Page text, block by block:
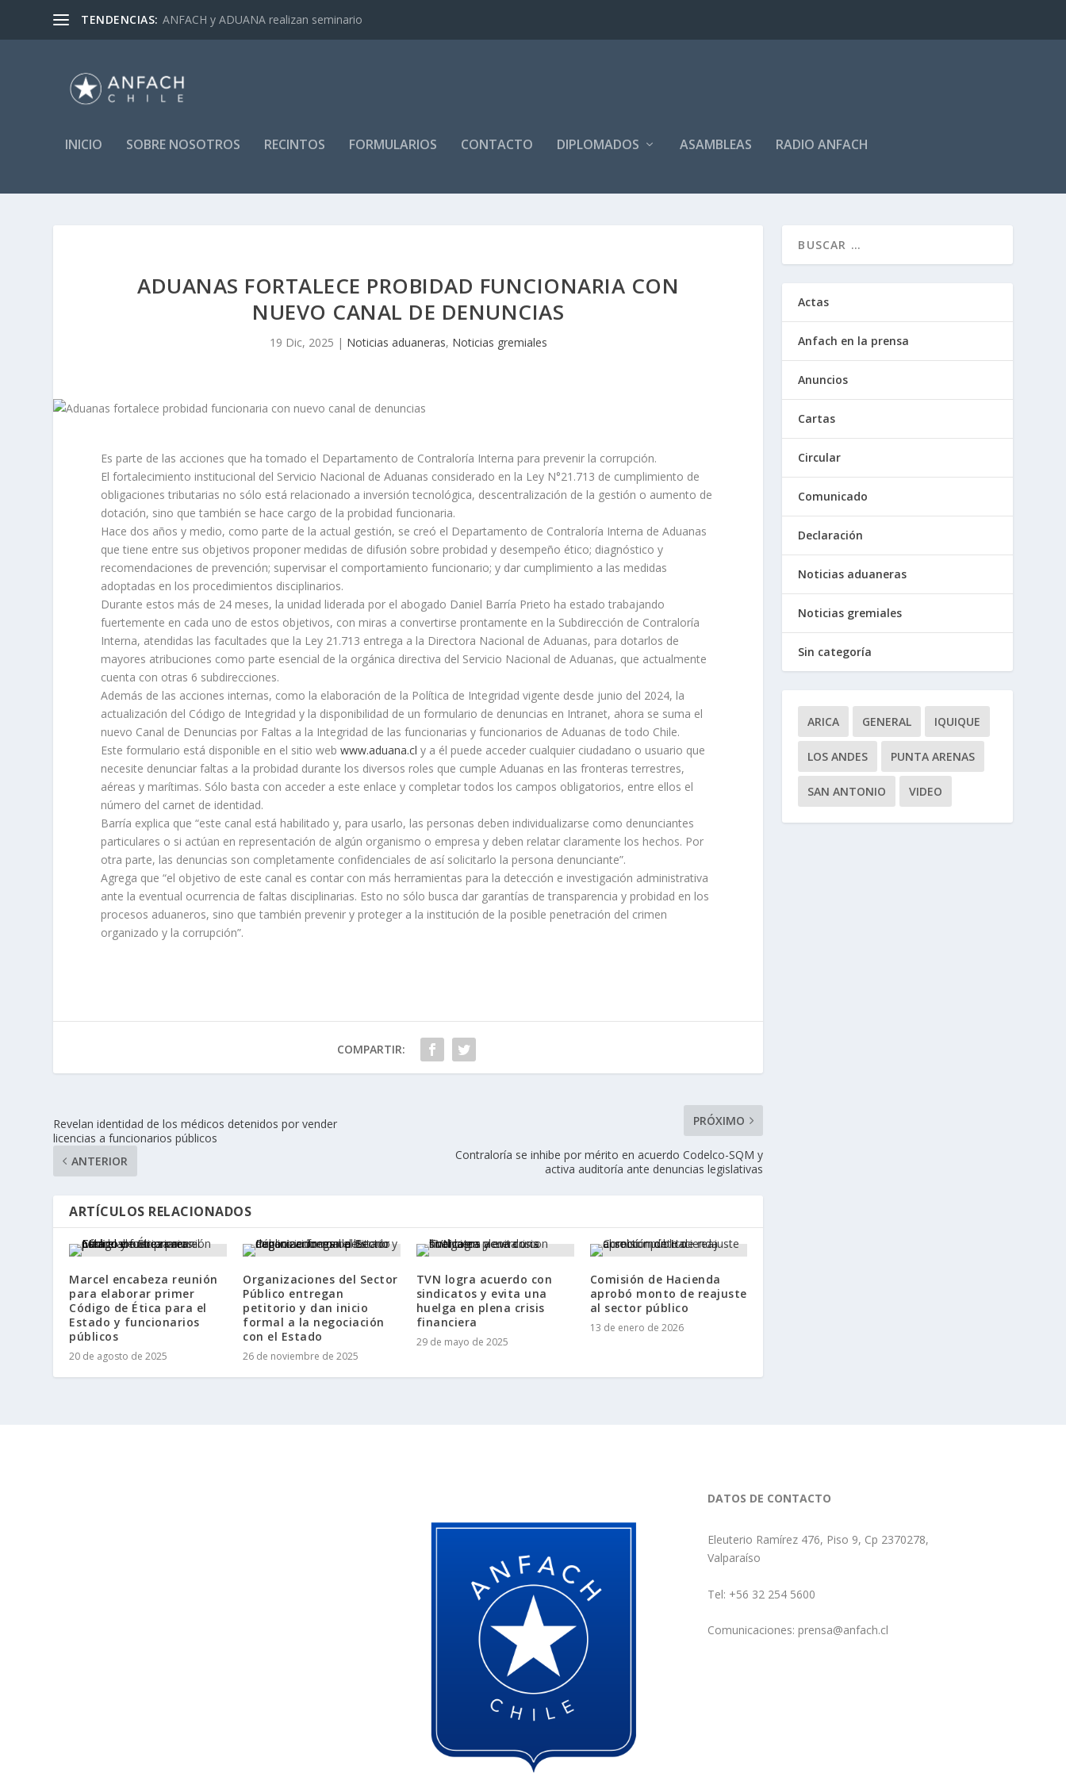
TENDENCIAS: ANFACH y ADUANA realizan seminario
INICIO SOBRE NOSOTROS RECINTOS FORMULARIOS CONTACTO DIPLOMADOS ASAMBLEAS RADIO ANFACH
ADUANAS FORTALECE PROBIDAD FUNCIONARIA CON
NUEVO CANAL DE DENUNCIAS
19 Dic, 2025 | Noticias aduaneras, Noticias gremiales
Es parte de las acciones que ha tomado el Departamento de Contraloría Interna para prevenir la corrupción.
El fortalecimiento institucional del Servicio Nacional de Aduanas considerado en la Ley N°21.713 de cumplimiento de
obligaciones tributarias no sólo está relacionado a inversión tecnológica, descentralización de la gestión o aumento de
dotación, sino que también se hace cargo de la probidad funcionaria.
Hace dos años y medio, como parte de la actual gestión, se creó el Departamento de Contraloría Interna de Aduanas
que tiene entre sus objetivos proponer medidas de difusión sobre probidad y desempeño ético; diagnóstico y
recomendaciones de prevención; supervisar el comportamiento funcionario; y dar cumplimiento a las medidas
adoptadas en los procedimientos disciplinarios.
Durante estos más de 24 meses, la unidad liderada por el abogado Daniel Barría Prieto ha estado trabajando
fuertemente en cada uno de estos objetivos, con miras a convertirse prontamente en la Subdirección de Contraloría
Interna, atendidas las facultades que la Ley 21.713 entrega a la Directora Nacional de Aduanas, para dotarlos de
mayores atribuciones como parte esencial de la orgánica directiva del Servicio Nacional de Aduanas, que actualmente
cuenta con otras 6 subdirecciones.
Además de las acciones internas, como la elaboración de la Política de Integridad vigente desde junio del 2024, la
actualización del Código de Integridad y la disponibilidad de un formulario de denuncias en Intranet, ahora se suma el
nuevo Canal de Denuncias por Faltas a la Integridad de las funcionarias y funcionarios de Aduanas de todo Chile.
Este formulario está disponible en el sitio webwww.aduana.cl y a él puede acceder cualquier ciudadano o usuario que
necesite denunciar faltas a la probidad durante los diversos roles que cumple Aduanas en las fronteras terrestres,
aéreas y marítimas. Sólo basta con acceder a este enlace y completar todos los campos obligatorios, entre ellos el
número del carnet de identidad.
Barría explica que “este canal está habilitado y, para usarlo, las personas deben individualizarse como denunciantes
particulares o si actúan en representación de algún organismo o empresa y deben relatar claramente los hechos. Por
otra parte, las denuncias son completamente confidenciales de así solicitarlo la persona denunciante”.
Agrega que “el objetivo de este canal es contar con más herramientas para la detección e investigación administrativa
ante la eventual ocurrencia de faltas disciplinarias. Esto no sólo busca dar garantías de transparencia y probidad en los
procesos aduaneros, sino que también prevenir y proteger a la institución de la posible penetración del crimen
organizado y la corrupción”.
COMPARTIR:
Revelan identidad de los médicos detenidos por vender
licencias a funcionarios públicos
ANTERIOR
PRÓXIMO
Contraloría se inhibe por mérito en acuerdo Codelco-SQM y
activa auditoría ante denuncias legislativas
ARTÍCULOS RELACIONADOS
Marcel encabeza reunión
para elaborar primer
Código de Ética para el
Estado y funcionarios
públicos
20 de agosto de 2025
Organizaciones del Sector
Público entregan
petitorio y dan inicio
formal a la negociación
con el Estado
26 de noviembre de 2025
TVN logra acuerdo con
sindicatos y evita una
huelga en plena crisis
financiera
29 de mayo de 2025
Comisión de Hacienda
aprobó monto de reajuste
al sector público
13 de enero de 2026
Actas
Anfach en la prensa
Anuncios
Cartas
Circular
Comunicado
Declaración
Noticias aduaneras
Noticias gremiales
Sin categoría
ARICA GENERAL IQUIQUE
LOS ANDES PUNTA ARENAS
SAN ANTONIO VIDEO
DATOS DE CONTACTO
Eleuterio Ramírez 476, Piso 9, Cp 2370278,
Valparaíso
Tel: +56 32 254 5600
Comunicaciones: prensa@anfach.cl